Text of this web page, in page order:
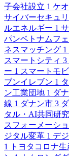
子会社設立 1 ケ
サイバーセキュ
ルエネルギー 1
パンベトナムフ
ネスマッチング 1
スマートシティ 3
ー 1 スマートモ
ブンイレブン 1
ン工業団地 1 ダ
線 1 ダナン市 3
タル・AI共同研究
スフォーメーシ
ジタル変革 1 デ
1
トヨタコロナ生